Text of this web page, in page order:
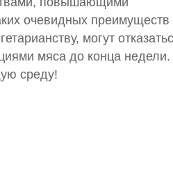
очевидных преимуществ
могут
мяса до конца недели.
среду!